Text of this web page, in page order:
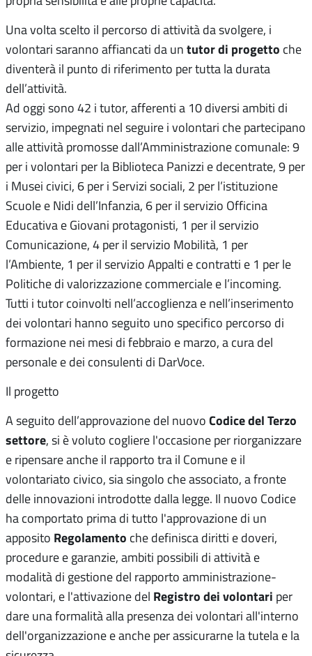
Una volta scelto il percorso di attività da svolgere, i
volontari saranno affiancati da un tutor di progetto che
diventerà il punto di riferimento per tutta la durata
dell’attività.
Ad oggi sono 42 i tutor, afferenti a 10 diversi ambiti di
servizio, impegnati nel seguire i volontari che partecipano
alle attività promosse dall’Amministrazione comunale: 9
per i volontari per la Biblioteca Panizzi e decentrate, 9 per
i Musei civici, 6 per i Servizi sociali, 2 per l’istituzione
Scuole e Nidi dell’Infanzia, 6 per il servizio Officina
Educativa e Giovani protagonisti, 1 per il servizio
Comunicazione, 4 per il servizio Mobilità, 1 per
l’Ambiente, 1 per il servizio Appalti e contratti e 1 per le
Politiche di valorizzazione commerciale e l’incoming.
Tutti i tutor coinvolti nell’accoglienza e nell’inserimento
dei volontari hanno seguito uno specifico percorso di
formazione nei mesi di febbraio e marzo, a cura del
personale e dei consulenti di DarVoce.
Il progetto
A seguito dell’approvazione del nuovo Codice del Terzo
settore, si è voluto cogliere l'occasione per riorganizzare
e ripensare anche il rapporto tra il Comune e il
volontariato civico, sia singolo che associato, a fronte
delle innovazioni introdotte dalla legge. Il nuovo Codice
ha comportato prima di tutto l'approvazione di un
apposito Regolamento che definisca diritti e doveri,
procedure e garanzie, ambiti possibili di attività e
modalità di gestione del rapporto amministrazione-
volontari, e l'attivazione del Registro dei volontari per
dare una formalità alla presenza dei volontari all'interno
dell'organizzazione e anche per assicurarne la tutela e la